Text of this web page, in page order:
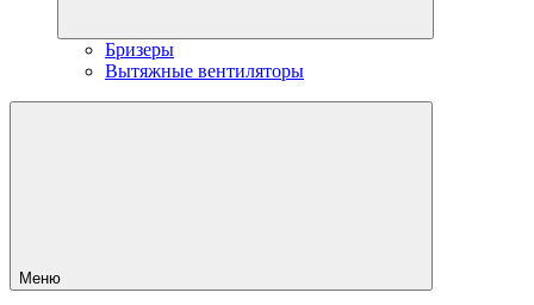
Бризеры
Вытяжные вентиляторы
Меню